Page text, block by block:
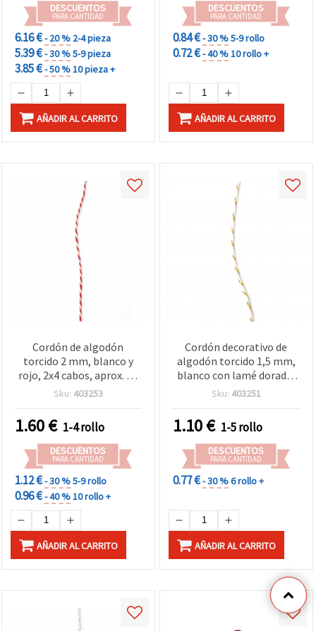
DESCUENTOS
PARA CANTIDAD
6.16 €- 20 % 2-4 pieza
5.39 €- 30 %5-9 pieza
3.85 €- 50 %10 pieza +
AÑADIR AL CARRITO
DESCUENTOS
PARA CANTIDAD
0.84 €- 30 %5-9 rollo
0.72 €- 40 %10 rollo +
AÑADIR AL CARRITO
Cordón de algodón
torcido 2 mm, blanco y
rojo, 2x4 cabos, aprox. 40
m para manualidades y
Sku: 403253
1.60€ 1-4 rollo
DESCUENTOS
PARA CANTIDAD
1.12 €- 30 %5-9 rollo
0.96 €- 40 %10 rollo +
AÑADIR AL CARRITO
Cordón decorativo de
algodón torcido 1,5 mm,
blanco con lamé dorado,
aprox. 20 m – para
decoración y
manualidades DIY
Sku: 403251
1.10€ 1-5 rollo
DESCUENTOS
PARA CANTIDAD
0.77 €- 30 %6 rollo +
AÑADIR AL CARRITO